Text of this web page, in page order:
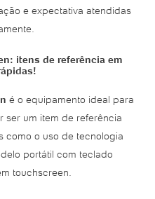
e expectativa atendidas
itens de referência em
é o equipamento ideal para
ser um item de referência
como o uso de tecnologia
portátil com teclado
touchscreen.